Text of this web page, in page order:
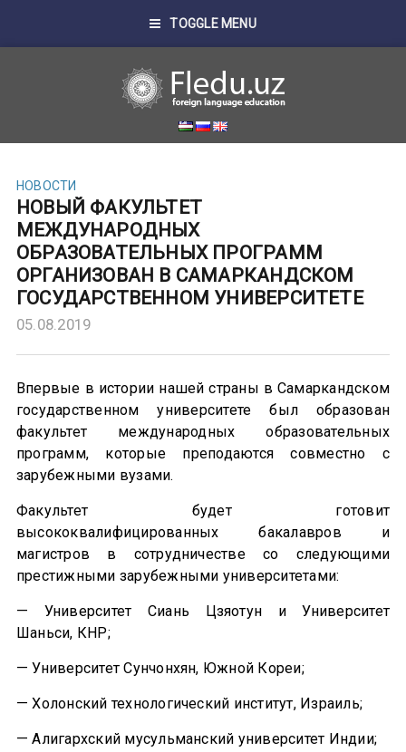
TOGGLE MENU
НОВОСТИ
НОВЫЙ ФАКУЛЬТЕТ
МЕЖДУНАРОДНЫХ
ОБРАЗОВАТЕЛЬНЫХ ПРОГРАММ
ОРГАНИЗОВАН В САМАРКАНДСКОМ
ГОСУДАРСТВЕННОМ УНИВЕРСИТЕТЕ
05.08.2019
Впервые в истории нашей страны в Самаркандском
государственном университете был образован
факультет международных образовательных
программ, которые преподаются совместно с
зарубежными вузами.
Факультет будет готовит
высококвалифицированных бакалавров и
магистров в сотрудничестве со следующими
престижными зарубежными университетами:
— Университет Сиань Цзяотун и Университет
Шаньси, КНР;
— Университет Сунчонхян, Южной Кореи;
— Холонский технологический институт, Израиль;
— Алигархский мусульманский университет Индии;